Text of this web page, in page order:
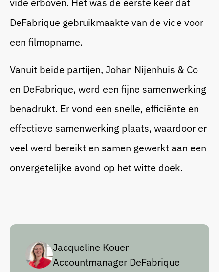
vide erboven. Het was de eerste keer dat
DeFabrique gebruikmaakte van de vide voor
een filmopname.
Vanuit beide partijen, Johan Nijenhuis & Co
en DeFabrique, werd een fijne samenwerking
benadrukt. Er vond een snelle, efficiënte en
effectieve samenwerking plaats, waardoor er
veel werd bereikt en samen gewerkt aan een
onvergetelijke avond op het witte doek.
Jacqueline Kouer
Accountmanager DeFabrique